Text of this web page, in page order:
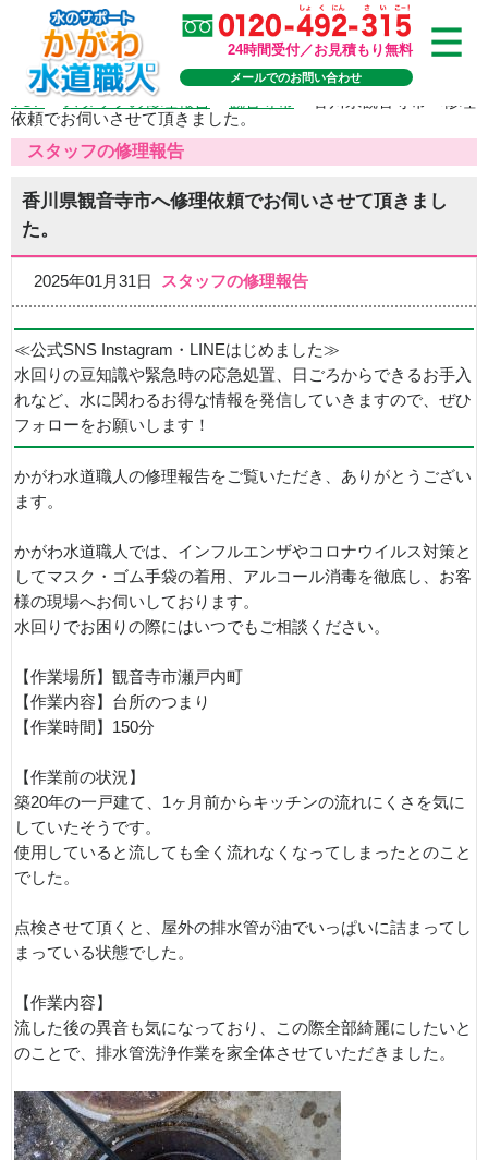
24時間受付／お見積もり無料
メールでのお問い合わせ
TOP>スタッフの修理報告
依頼でお伺いさせて頂きました。
スタッフの修理報告
香川県観音寺市へ修理依頼でお伺いさせて頂きまし
た。
2025年01月31日 スタッフの修理報告
≪公式SNS Instagram・LINEはじめました≫
水回りの豆知識や緊急時の応急処置、日ごろからできるお手入
れなど、水に関わるお得な情報を発信していきますので、ぜひ
フォローをお願いします！
かがわ水道職人の修理報告をご覧いただき、ありがとうござい
ます。
かがわ水道職人では、インフルエンザやコロナウイルス対策と
してマスク・ゴム手袋の着用、アルコール消毒を徹底し、お客
様の現場へお伺いしております。
水回りでお困りの際にはいつでもご相談ください。
【作業場所】観音寺市瀬戸内町
【作業内容】台所のつまり
【作業時間】150分
【作業前の状況】
築20年の一戸建て、1ヶ月前からキッチンの流れにくさを気に
していたそうです。
使用していると流しても全く流れなくなってしまったとのこと
でした。
点検させて頂くと、屋外の排水管が油でいっぱいに詰まってし
まっている状態でした。
【作業内容】
流した後の異音も気になっており、この際全部綺麗にしたいと
のことで、排水管洗浄作業を家全体させていただきました。